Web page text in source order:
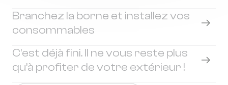
Branchez la borne et installez vos
consommables
C’est déjà fini. Il ne vous reste plus
qu’à profiter de votre extérieur !